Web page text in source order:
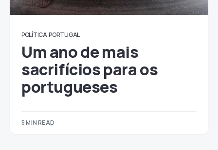
POLÍTICA PORTUGAL
Um ano de mais
sacrifícios para os
portugueses
5 MIN READ